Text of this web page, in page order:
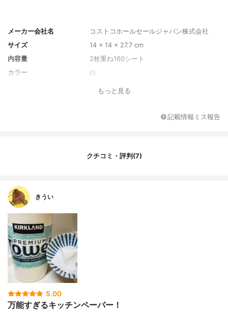
メーカー会社名
コストコホールセールジャパン株式会社
サイズ
14 x 14 x 27.7 cm
内容量
2枚重ね160シート
カラー
白
もっと見る
記載情報ミス報告
クチコミ・評判(7)
きうい
5.00
万能すぎるキッチンペーパー！